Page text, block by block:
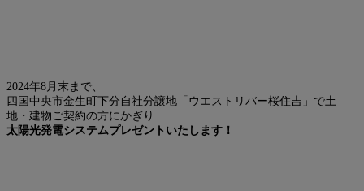
2024年8月末まで、
四国中央市金生町下分自社分譲地「ウエストリバー桜住吉」で土
地・建物ご契約の方にかぎり
太陽光発電システムプレゼントいたします！